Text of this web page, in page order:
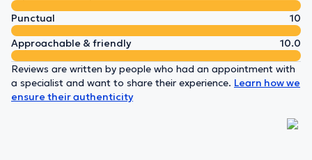
Punctual
10
Approachable & friendly
10.0
Reviews are written by people who had an appointment with
a specialist and want to share their experience. Learn how we
ensure their authenticity